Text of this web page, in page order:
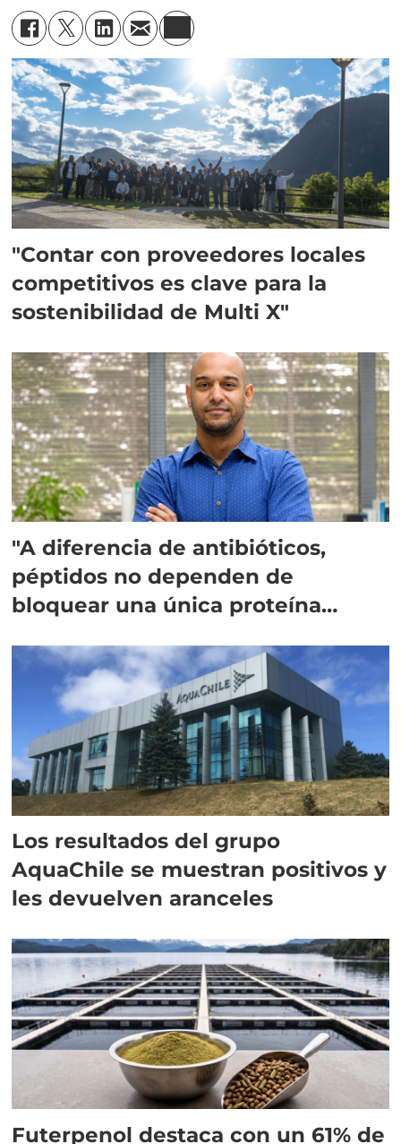
"Contar con proveedores locales
competitivos es clave para la
sostenibilidad de Multi X"
"A diferencia de antibióticos,
péptidos no dependen de
bloquear una única proteína
Los resultados del grupo
AquaChile se muestran positivos y
les devuelven aranceles
Futerpenol destaca con un 61% de